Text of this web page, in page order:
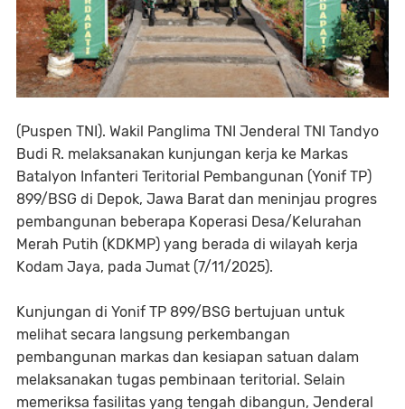
(Puspen TNI). Wakil Panglima TNI Jenderal TNI Tandyo
Budi R. melaksanakan kunjungan kerja ke Markas
Batalyon Infanteri Teritorial Pembangunan (Yonif TP)
899/BSG di Depok, Jawa Barat dan meninjau progres
pembangunan beberapa Koperasi Desa/Kelurahan
Merah Putih (KDKMP) yang berada di wilayah kerja
Kodam Jaya, pada Jumat (7/11/2025).
Kunjungan di Yonif TP 899/BSG bertujuan untuk
melihat secara langsung perkembangan
pembangunan markas dan kesiapan satuan dalam
melaksanakan tugas pembinaan teritorial. Selain
memeriksa fasilitas yang tengah dibangun, Jenderal